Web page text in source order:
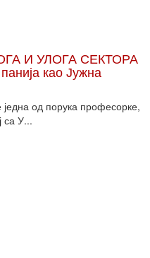
И УЛОГА СЕКТОРА
као Јужна
једна од порука професорке,
са У...